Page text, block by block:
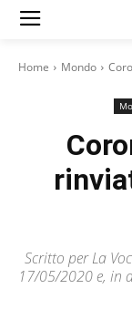
Home Mondo
Scritto per La
17/05/2020 e, in